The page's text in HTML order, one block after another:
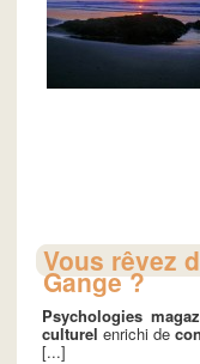
Vous rêvez
Gange ?
Psychologies
culturel enrichi de
[...]